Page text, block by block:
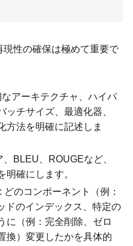
性の確保は極めて重要で
なアーキテクチャ、ハイパ
ッチサイズ、最適化器、
方法を明確に記述しま
BLEU、ROUGEなど、
明確にします。
: どのコンポーネント（例：
ドのインデックス、特定の
に（例：完全削除、ゼロ
換）変更したかを具体的